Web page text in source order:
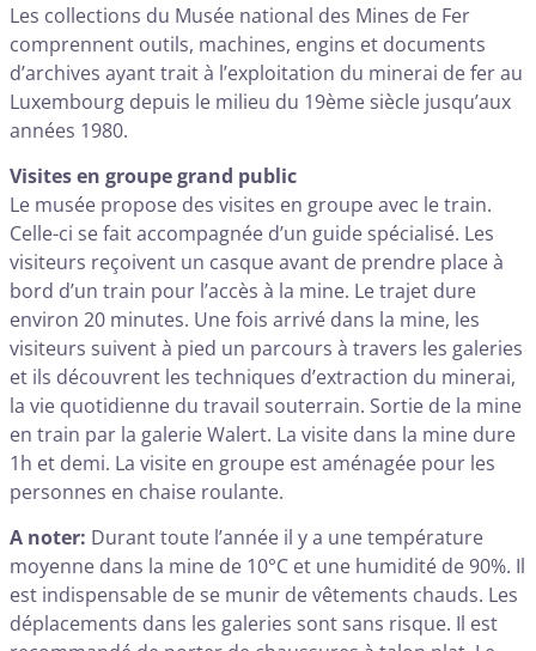
Les collections du Musée national des Mines de Fer
comprennent outils, machines, engins et documents
d’archives ayant trait à l’exploitation du minerai de fer au
Luxembourg depuis le milieu du 19ème siècle jusqu’aux
années 1980.
Visites en groupe grand public
Le musée propose des visites en groupe avec le train.
Celle-ci se fait accompagnée d’un guide spécialisé. Les
visiteurs reçoivent un casque avant de prendre place à
bord d’un train pour l’accès à la mine. Le trajet dure
environ 20 minutes. Une fois arrivé dans la mine, les
visiteurs suivent à pied un parcours à travers les galeries
et ils découvrent les techniques d’extraction du minerai,
la vie quotidienne du travail souterrain. Sortie de la mine
en train par la galerie Walert. La visite dans la mine dure
1h et demi. La visite en groupe est aménagée pour les
personnes en chaise roulante.
A noter: Durant toute l’année il y a une température
moyenne dans la mine de 10°C et une humidité de 90%. Il
est indispensable de se munir de vêtements chauds. Les
déplacements dans les galeries sont sans risque. Il est